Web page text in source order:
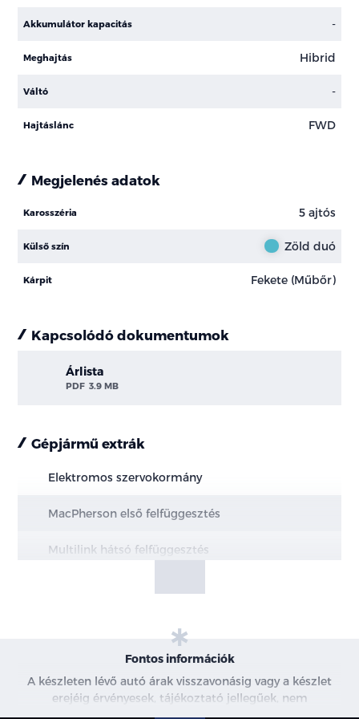
Akkumulátor kapacitás -
Meghajtás Hibrid
Váltó -
Hajtáslánc FWD
Megjelenés adatok
Karosszéria 5 ajtós
Külső szín Zöld duó
Kárpit Fekete (Műbőr)
Kapcsolódó dokumentumok
Árlista
PDF 3.9 MB
Gépjármű extrák
Elektromos szervokormány
MacPherson első felfüggesztés
Multilink hátsó felfüggesztés
Motor- és alsó burkolat védelem
18"-os könnyűfém keréktárcsák
Fontos információk
A készleten lévő autó árak visszavonásig vagy a készlet
erejéig érvényesek, tájékoztató jellegűek, nem
minősülnek ajánlattételnek, a képek csak illusztrációk. A